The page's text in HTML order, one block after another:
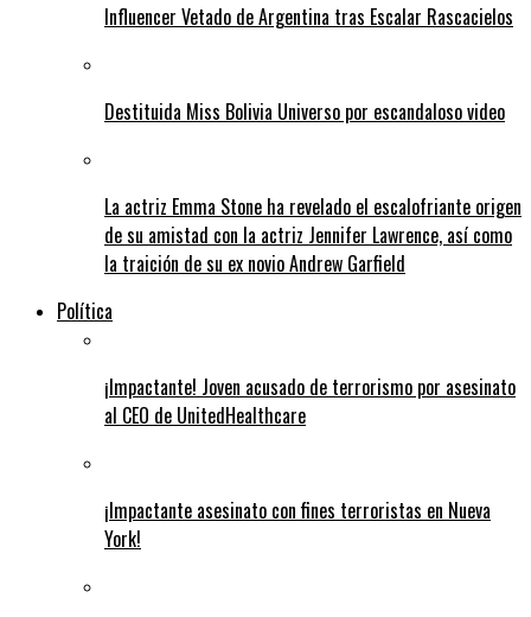
Influencer Vetado de Argentina tras Escalar Rascacielos
Destituida Miss Bolivia Universo por escandaloso video
La actriz Emma Stone ha revelado el escalofriante origen
de su amistad con la actriz Jennifer Lawrence, así como
la traición de su ex novio Andrew Garfield
Política
¡Impactante! Joven acusado de terrorismo por asesinato
al CEO de UnitedHealthcare
¡Impactante asesinato con fines terroristas en Nueva
York!